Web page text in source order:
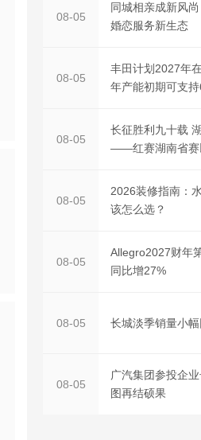
08-05
同城相亲成新风
婚恋服务新生态
08-05
丰田计划2027年
年产能初期可支
08-05
长征胜利九十载
——红赛湖南省赛
08-05
2026装修指南：
该怎么选？
08-05
Allegro2027财年
同比增27%
08-05 长城淡季销量小
08-05
广汽集团参投企
图再结硕果